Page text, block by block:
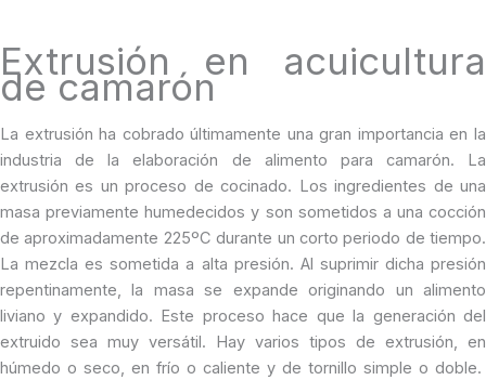
Extrusión en acuicultura
de camarón
La extrusión ha cobrado últimamente una gran importancia en la
industria de la elaboración de alimento para camarón. La
extrusión es un proceso de cocinado. Los ingredientes de una
masa previamente humedecidos y son sometidos a una cocción
de aproximadamente 225ºC durante un corto periodo de tiempo.
La mezcla es sometida a alta presión. Al suprimir dicha presión
repentinamente, la masa se expande originando un alimento
liviano y expandido. Este proceso hace que la generación del
extruido sea muy versátil. Hay varios tipos de extrusión, en
húmedo o seco, en frío o caliente y de tornillo simple o doble.